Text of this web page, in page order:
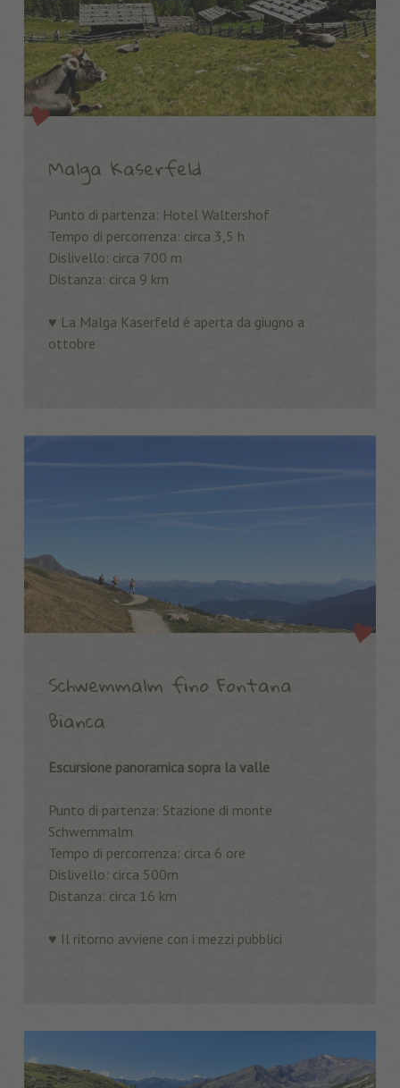
Malga Kaserfeld
Punto di partenza: Hotel Waltershof
Tempo di percorrenza: circa 3,5 h
Dislivello: circa 700 m
Distanza: circa 9 km
♥️ La Malga Kaserfeld è aperta da giugno a
ottobre
Schwemmalm fino Fontana
Bianca
Escursione panoramica sopra la valle
Punto di partenza: Stazione di monte
Schwemmalm
Tempo di percorrenza: circa 6 ore
Dislivello: circa 500m
Distanza: circa 16 km
♥️ Il ritorno avviene con i mezzi pubblici